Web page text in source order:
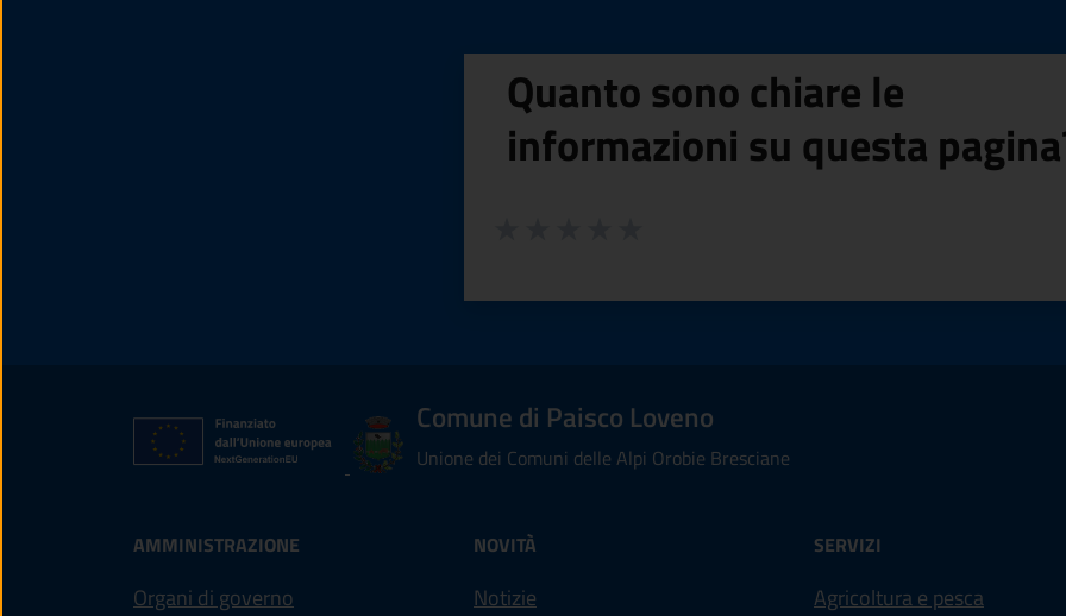
Quanto sono chiare le
informazioni su questa
Comune di Paisco Loveno
Unione dei Comuni delle Alpi Orobie Bresciane
AMMINISTRAZIONE
Organi di governo
NOVITÀ
Notizie
SERVIZI
Agricoltura e pesca